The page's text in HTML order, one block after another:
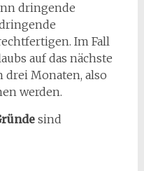
dringende
Im Fall
auf das nächste
drei Monaten, also
werden.
sind